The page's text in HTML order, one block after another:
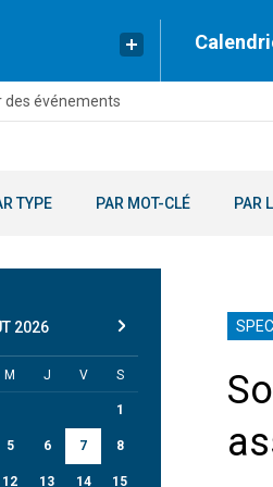
des événements
TYPE PAR MOT-CLÉ PAR
2026
M J V S
1
5 6 7 8
12 13 14 15